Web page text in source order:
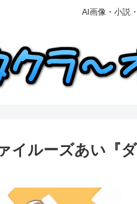
AI画像・小説
ルーズあい『ダ